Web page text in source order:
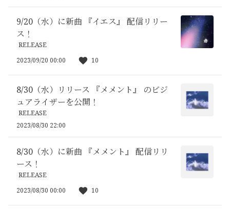
9/20（水）に新曲 『イエス』 配信リリー
ス！
RELEASE
2023/09/20 00:00
10
8/30（水）リリース 『メメント』 のビジ
ュアライザーを公開！
RELEASE
2023/08/30 22:00
8/30（水）に新曲 『メメント』 配信リリ
ース！
RELEASE
2023/08/30 00:00
10